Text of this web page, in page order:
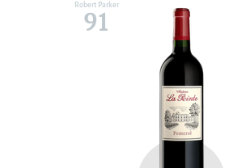
Robert Parker
91